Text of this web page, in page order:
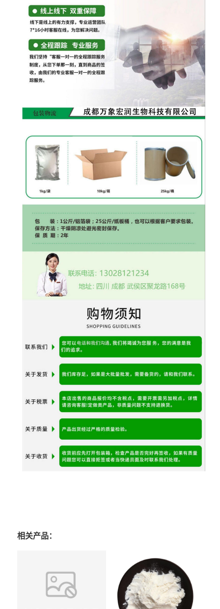
相关产品：